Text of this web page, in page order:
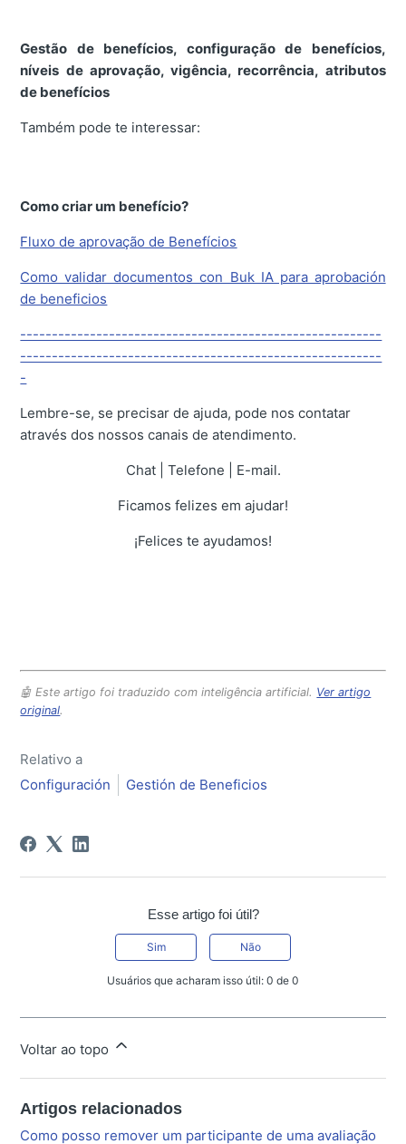
Gestão de benefícios, configuração de benefícios,
níveis de aprovação, vigência, recorrência, atributos
de benefícios
Também pode te interessar:
Como criar um benefício?
Fluxo de aprovação de Benefícios
Como validar documentos con Buk IA para aprobación
de beneficios
---------------------------------------------------------
---------------------------------------------------------
-
Lembre-se, se precisar de ajuda, pode nos contatar
através dos nossos canais de atendimento.
Chat | Telefone | E-mail.
Ficamos felizes em ajudar!
¡Felices te ayudamos!
🤖 Este artigo foi traduzido com inteligência artificial. Ver artigo
original.
Relativo a
Configuración
Gestión de Beneficios
Esse artigo foi útil?
Sim Não
Usuários que acharam isso útil: 0 de 0
Voltar ao topo
Artigos relacionados
Como posso remover um participante de uma avaliação